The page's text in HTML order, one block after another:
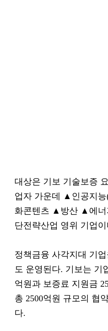
대상은 기보 기술보증
업자 가운데 ▲인공지
화콘텐츠 ▲방산 ▲에너
단전략산업 영위 기업이
정책금융 사각지대 기
도 운영된다. 기보는 기
억원과 보증료 지원금
총 2500억원 규모의 협
다.